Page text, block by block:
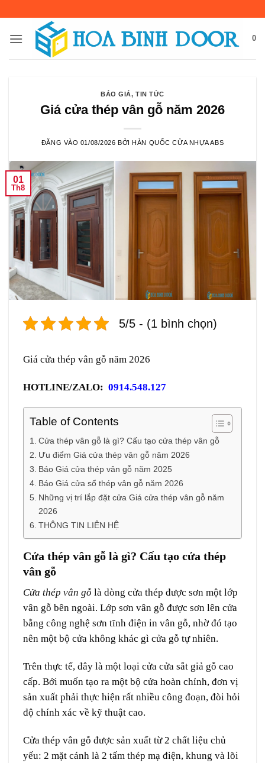
nội
0
BÁO GIÁ,TIN TỨC
Giá cửa thép vân gỗ năm 2026
ĐĂNG VÀO 01/08/2026 BỞIHÀN QUỐC CỬA NHỰA ABS
01
Th8
5/5 - (1 bình chọn)
Giá cửa thép vân gỗ năm 2026
HOTLINE/ZALO: 0914.548.127
Table of Contents
Cửa thép vân gỗ là gì? Cấu tạo cửa thép vân gỗ
Ưu điểm Giá cửa thép vân gỗ năm 2026
Báo Giá cửa thép vân gỗ năm 2025
Báo Giá cửa sổ thép vân gỗ năm 2026
Những vị trí lắp đặt cửa Giá cửa thép vân gỗ năm
2026
THÔNG TIN LIÊN HỆ
Cửa thép vân gỗ là gì? Cấu tạo cửa thép
vân gỗ
Cửa thép vân gỗ là dòng cửa thép được sơn một lớp
vân gỗ bên ngoài. Lớp sơn vân gỗ được sơn lên cửa
bằng công nghệ sơn tĩnh điện in vân gỗ, nhờ đó tạo
nên một bộ cửa không khác gì cửa gỗ tự nhiên.
Trên thực tế, đây là một loại cửa cửa sắt giả gỗ cao
cấp. Bởi muốn tạo ra một bộ cửa hoàn chỉnh, đơn vị
sản xuất phải thực hiện rất nhiều công đoạn, đòi hỏi
độ chính xác về kỹ thuật cao.
Cửa thép vân gỗ được sản xuất từ 2 chất liệu chủ
yếu: 2 mặt cánh là 2 tấm thép mạ điện, khung và lõi